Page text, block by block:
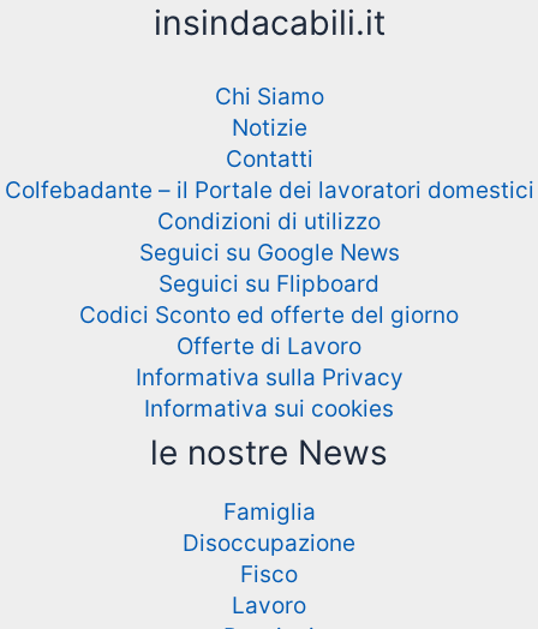
insindacabili.it
Chi Siamo
Notizie
Contatti
Colfebadante – il Portale dei lavoratori domestici
Condizioni di utilizzo
Seguici su Google News
Seguici su Flipboard
Codici Sconto ed offerte del giorno
Offerte di Lavoro
Informativa sulla Privacy
Informativa sui cookies
le nostre News
Famiglia
Disoccupazione
Fisco
Lavoro